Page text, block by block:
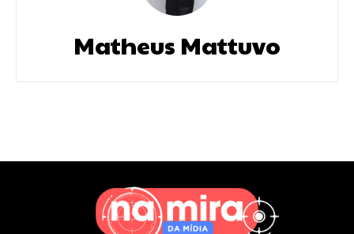
Matheus Mattuvo